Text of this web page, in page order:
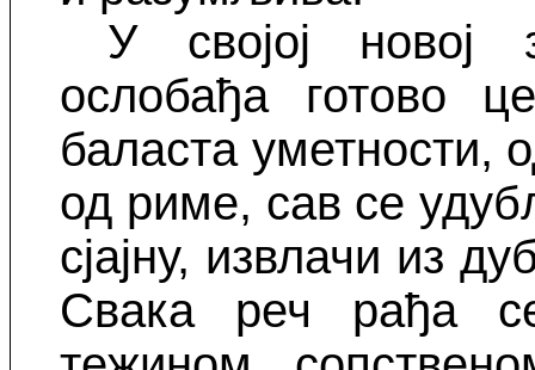
У својој
ослобађа готово
баласта уметности,
од риме, сав се
сјајну, извлачи из
Свака реч рађа